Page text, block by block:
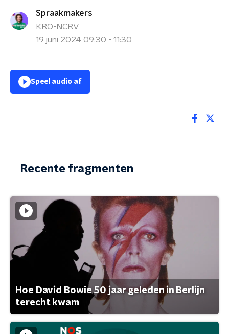
Spraakmakers
KRO-NCRV
19 juni 2024 09:30 - 11:30
Speel audio af
Recente fragmenten
Hoe David Bowie 50 jaar geleden in Berlijn
terecht kwam